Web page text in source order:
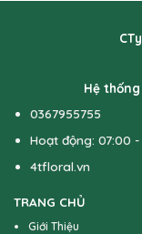
Hệ
0367955755
Hoạt động: 07:00 -
4tfloral.vn
TRANG CHỦ
Giới Thiệu